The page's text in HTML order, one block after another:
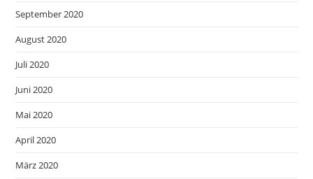
September 2020
August 2020
Juli 2020
Juni 2020
Mai 2020
April 2020
März 2020